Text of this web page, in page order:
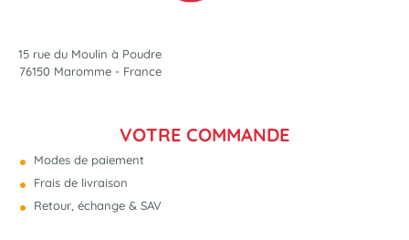
15 rue du Moulin à Poudre
76150 Maromme - France
VOTRE COMMANDE
Modes de paiement
Frais de livraison
Retour, échange & SAV